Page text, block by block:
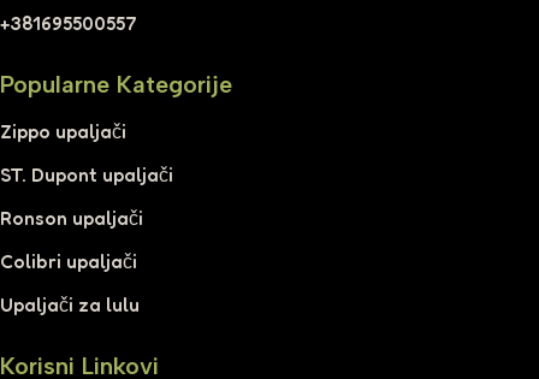
+381695500557
Popularne Kategorije
Zippo upaljači
ST. Dupont upaljači
Ronson upaljači
Colibri upaljači
Upaljači za lulu
Korisni Linkovi